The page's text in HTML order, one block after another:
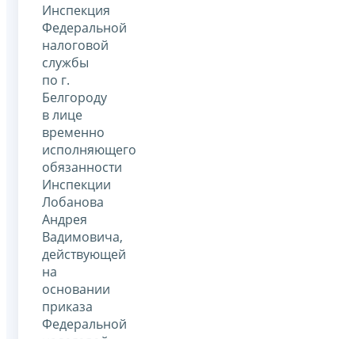
Инспекция
Федеральной
налоговой
службы
по г.
Белгороду
в лице
временно
исполняющего
обязанности
Инспекции
Лобанова
Андрея
Вадимовича,
действующей
на
основании
приказа
Федеральной